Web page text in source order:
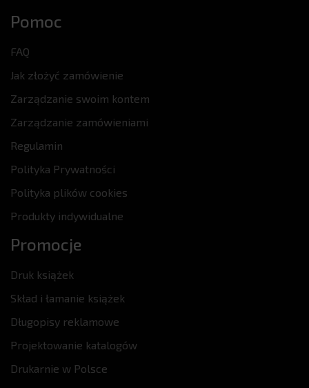
Pomoc
FAQ
Jak złożyć zamówienie
Zarządzanie swoim kontem
Zarządzanie zamówieniami
Regulamin
Polityka Prywatności
Polityka plików cookies
Produkty indywidualne
Promocje
Druk książek
Skład i łamanie książek
Długopisy reklamowe
Projektowanie katalogów
Drukarnie w Polsce